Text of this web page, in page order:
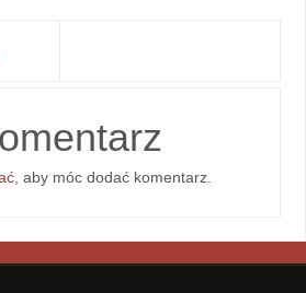
, aby móc dodać komentarz.